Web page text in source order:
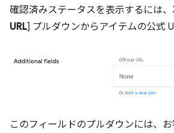
確認済みステータスを表示するには
URL] プルダウンからアイテムの公式
このフィールドのプルダウンには、